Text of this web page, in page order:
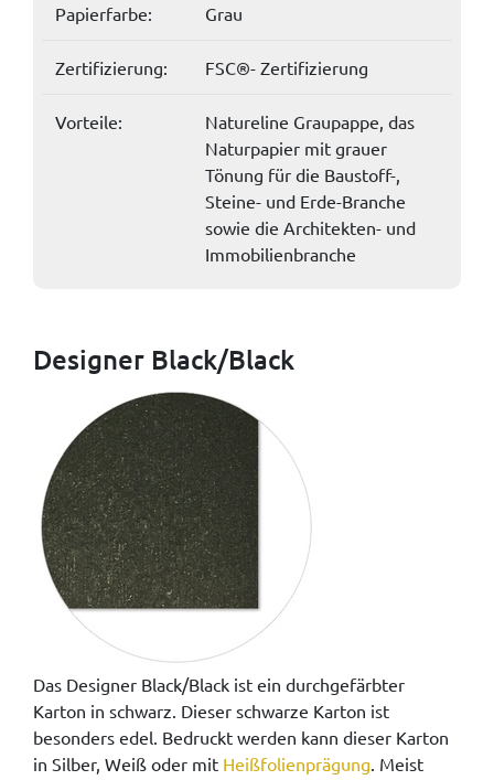
Papierfarbe: Grau
Zertifizierung: FSC®- Zertifizierung
Vorteile:
Natureline Graupappe, das
Naturpapier mit grauer
Tönung für die Baustoff-,
Steine- und Erde-Branche
sowie die Architekten- und
Immobilienbranche
Designer Black/Black
Das Designer Black/Black ist ein durchgefärbter
Karton in schwarz. Dieser schwarze Karton ist
besonders edel. Bedruckt werden kann dieser Karton
in Silber, Weiß oder mit Heißfolienprägung . Meist